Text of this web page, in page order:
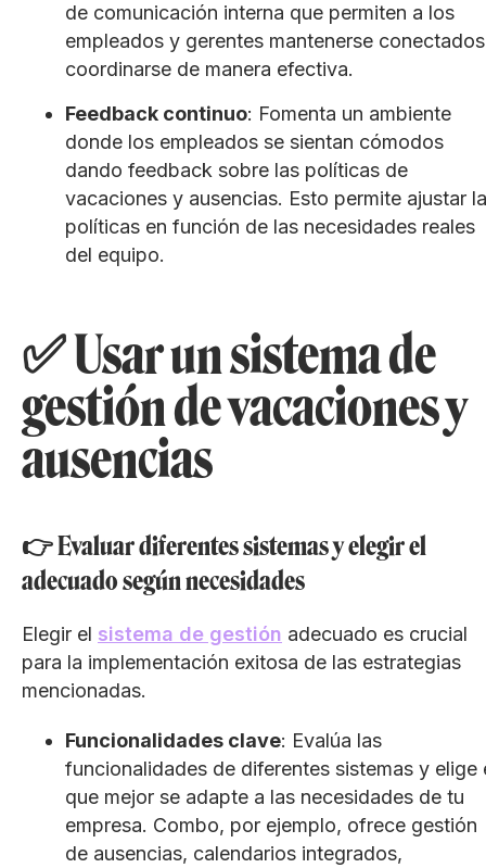
de comunicación interna que permiten a los
empleados y gerentes mantenerse
coordinarse de manera efectiva.
Feedback continuo: Fomenta un ambiente
donde los empleados se sientan cómodos
dando feedback sobre las políticas de
vacaciones y ausencias. Esto permite ajustar
políticas en función de las necesidades reales
del equipo.
✅ Usar un sistema de
gestión de vacaciones y
ausencias
👉 Evaluar diferentes sistemas y elegir el
adecuado según necesidades
Elegir el sistema de gestión adecuado es crucial
para la implementación exitosa de las estrategias
mencionadas.
Funcionalidades clave: Evalúa las
funcionalidades de diferentes sistemas y elige
que mejor se adapte a las necesidades de tu
empresa. Combo, por ejemplo, ofrece gestión
de ausencias, calendarios integrados,